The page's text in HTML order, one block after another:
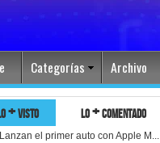
Categorías Archivo
+ visto lo + comentado
el primer auto con Apple M...